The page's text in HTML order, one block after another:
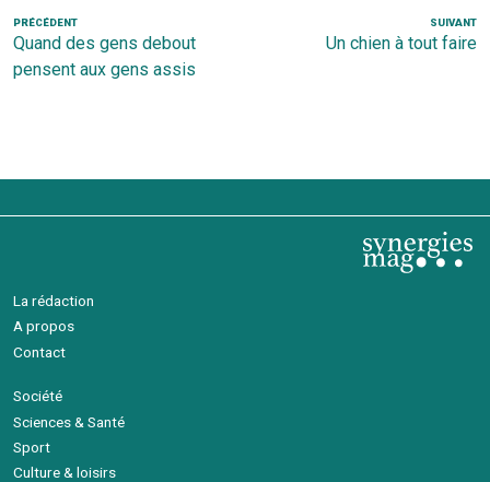
Navigation
de
l’article
Article
précédent
PRÉCÉDENT
Quand des gens debout
pensent aux gens assis
SUIVANT
Un chien à tout faire
La rédaction
A propos
Contact
Société
Sciences & Santé
Sport
Culture & loisirs